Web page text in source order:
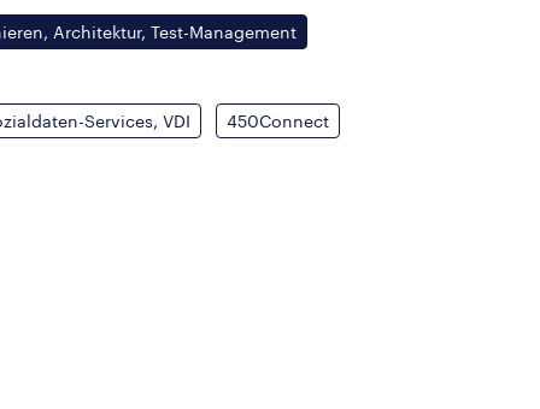
Architektur, Test-Management
Services, VDI 450Connect